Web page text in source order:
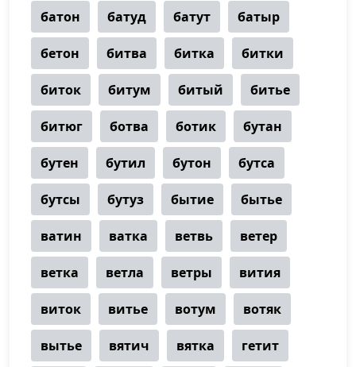
батон батуд батут батыр
бетон битва битка битки
биток битум битый битье
битюг ботва ботик бутан
бутен бутил бутон бутса
бутсы бутуз бытие бытье
ватин ватка ветвь ветер
ветка ветла ветры вития
виток витье вотум вотяк
вытье вятич вятка гетит